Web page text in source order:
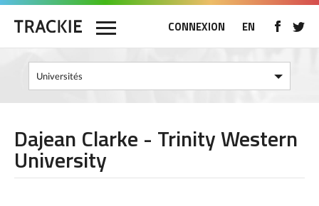
CONNEXION EN
Dajean Clarke - Trinity Western
University